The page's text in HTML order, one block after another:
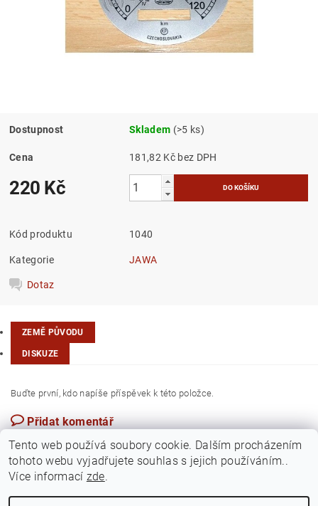
Dostupnost Skladem (>5 ks)
Cena 181,82 Kč bez DPH
220 Kč
Kód produktu 1040
Kategorie JAWA
Dotaz
ZEMĚ PŮVODU
DISKUZE
Buďte první, kdo napíše příspěvek k této položce.
Přidat komentář
Tento web používá soubory cookie. Dalším procházením
tohoto webu vyjadřujete souhlas s jejich používáním..
Více informací zde.